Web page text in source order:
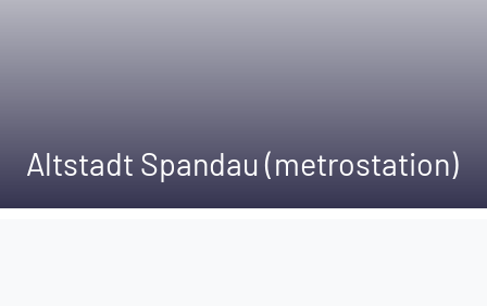
Altstadt Spandau (metrostation)